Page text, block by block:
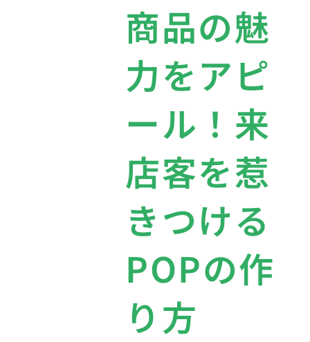
商品の魅
力をアピ
ール！来
店客を惹
きつける
POPの作
り方